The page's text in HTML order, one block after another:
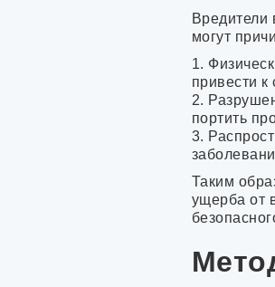
Вредители
могут
1.
привести
2.
портить
3.
Таким
ущерба от